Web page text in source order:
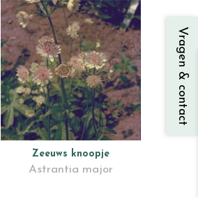
Zeeuws knoopje
Astrantia major
Vragen & contact